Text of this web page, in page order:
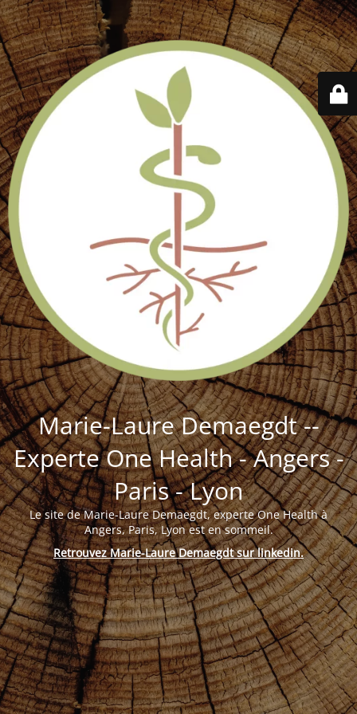
Marie-Laure Demaegdt --
Experte One Health - Angers -
Paris - Lyon
Le site de Marie-Laure Demaegdt, experte One Health à
Angers, Paris, Lyon est en sommeil.
Retrouvez Marie-Laure Demaegdt sur linkedin.